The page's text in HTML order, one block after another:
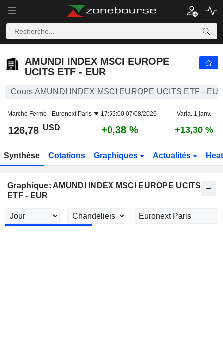
AMUNDI INDEX MSCI EUROPE
UCITS ETF - EUR
Cours AMUNDI INDEX MSCI EUROPE UCITS ETF -
Marché Fermé - Euronext Paris 17:55:00 07/08/2026 Varia. 1 janv.
126,78 USD +0,38 % +13,30 %
Synthèse Cotations Graphiques Actualités
Graphique: AMUNDI INDEX MSCI EUROPE UCITS
ETF - EUR